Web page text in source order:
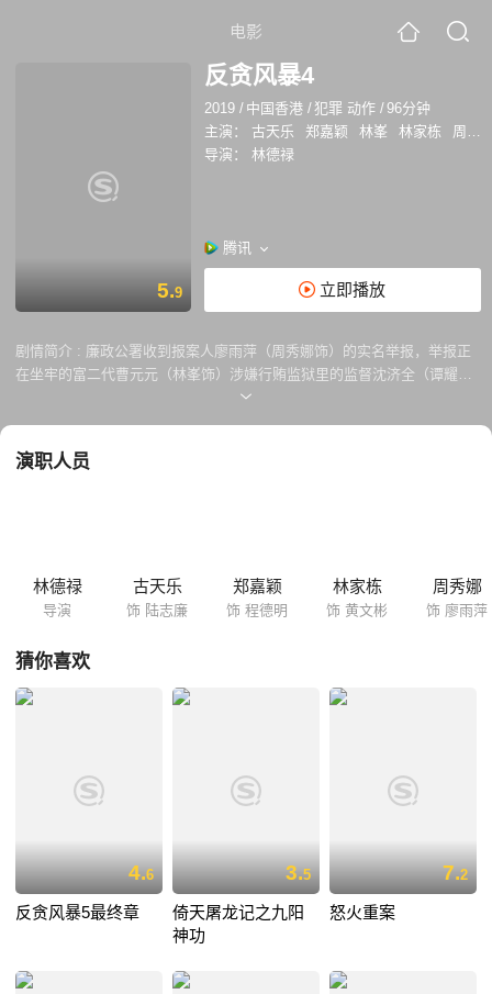
电影
5.9
反贪风暴4
2019 / 中国香港 /犯罪 动作 /96分钟
主演：
古天乐 郑嘉颖 林峯 林家栋
周秀娜
导演：
林德禄
腾讯
立即播放
剧情简介 : 廉政公署收到报案人廖雨萍（周秀娜饰）的实名举报，举报正
在坐牢的富二代曹元元（林峯饰）涉嫌行贿监狱里的监督沈济全（谭耀文
饰）以及惩教员，首席调查主任陆志廉（古天乐饰）决定深入虎穴，卧底
廉政公署总调查主任程德明（郑嘉颖饰）、国内反贪局行动处处长洪亮
演职人员
林德禄
导演
古天乐
饰 陆志廉
郑嘉颖
饰 程德明
林家栋
饰 黄文彬
周秀娜
饰 廖雨萍
猜你喜欢
4.6
反贪风暴5最终章
3.5
倚天屠龙记之九阳
神功
7.2
怒火重案